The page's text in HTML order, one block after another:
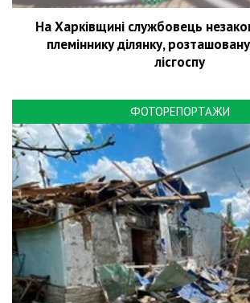
На Харківщині службовець
племіннику ділянку,
лісгоспу
ФОТОРЕПОРТАЖИ